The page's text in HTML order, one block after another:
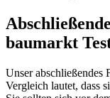
baumarkt
Unser abschließendes
Vergleich lautet, dass